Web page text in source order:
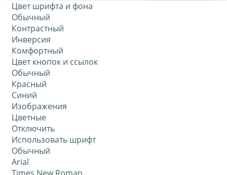
Цвет шрифта и фона
Обычный
Контрастный
Инверсия
Комфортный
Цвет кнопок и ссылок
Обычный
Красный
Синий
Изображения
Цветные
Отключить
Использовать шрифт
Обычный
Arial